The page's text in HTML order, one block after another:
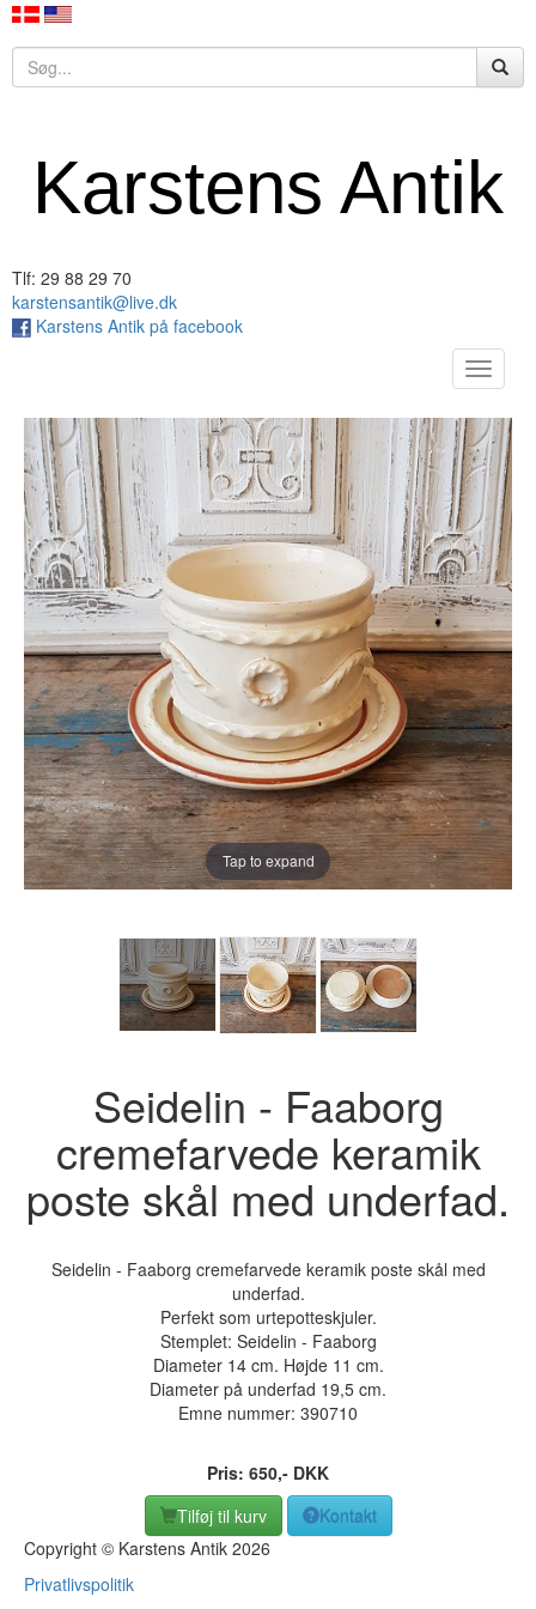
Karstens Antik
Tlf: 29 88 29 70
karstensantik@live.dk
Karstens Antik på facebook
Toggle
Tap to expand
Seidelin - Faaborg
cremefarvede keramik
poste skål med underfad.
Seidelin - Faaborg cremefarvede keramik poste skål med
underfad.
Perfekt som urtepotteskjuler.
Stemplet: Seidelin - Faaborg
Diameter 14 cm. Højde 11 cm.
Diameter på underfad 19,5 cm.
Emne nummer: 390710
Pris: 650,- DKK
Tilføj til kurv
Kontakt
Copyright © Karstens Antik 2026
Privatlivspolitik